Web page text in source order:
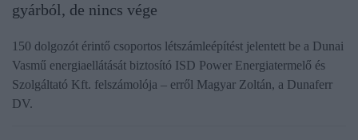
gyárból, de nincs vége
150 dolgozót érintő csoportos létszámleépítést jelentett be a Dunai
Vasmű energiaellátását biztosító ISD Power Energiatermelő és
Szolgáltató Kft. felszámolója – erről Magyar Zoltán, a Dunaferr
DV.